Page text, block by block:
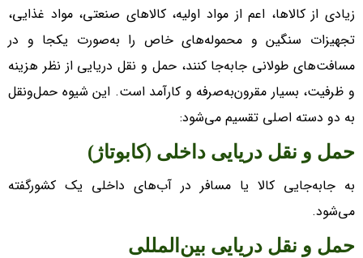
زیادی از کالا‌ها، اعم از مواد اولیه، کالا‌های صنعتی، مواد غذایی،
تجهیزات سنگین و محموله‌های خاص را به‌صورت یکجا و در
مسافت‌های طولانی جابه‌جا کنند، حمل و نقل دریایی از نظر هزینه
و ظرفیت، بسیار مقرون‌به‌صرفه و کارآمد است. این شیوه حمل‌ونقل
به دو دسته اصلی تقسیم می‌شود:
حمل و نقل دریایی داخلی (کابوتاژ)
به جابه‌جایی کالا یا مسافر در آب‌های داخلی یک کشورگفته
می‌شود.
حمل و نقل دریایی بین‌المللی